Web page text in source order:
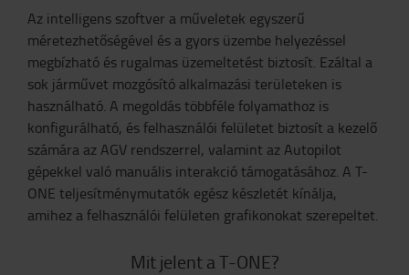
Az intelligens szoftver a műveletek egyszerű
méretezhetőségével és a gyors üzembe helyezéssel
megbízható és rugalmas üzemeltetést biztosít. Ezáltal a
sok járművet mozgósító alkalmazási területeken is
használható. A megoldás többféle folyamathoz is
konfigurálható, és felhasználói felületet biztosít a kezelő
számára az AGV rendszerrel, valamint az Autopilot
gépekkel való manuális interakció támogatásához. A T-
ONE teljesítménymutatók egész készletét kínálja,
amihez a felhasználói felületen grafikonokat szerepeltet.
Mit jelent a T-ONE?